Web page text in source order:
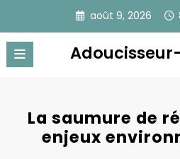
contenu
août 9, 2026
La saumure de
enjeux